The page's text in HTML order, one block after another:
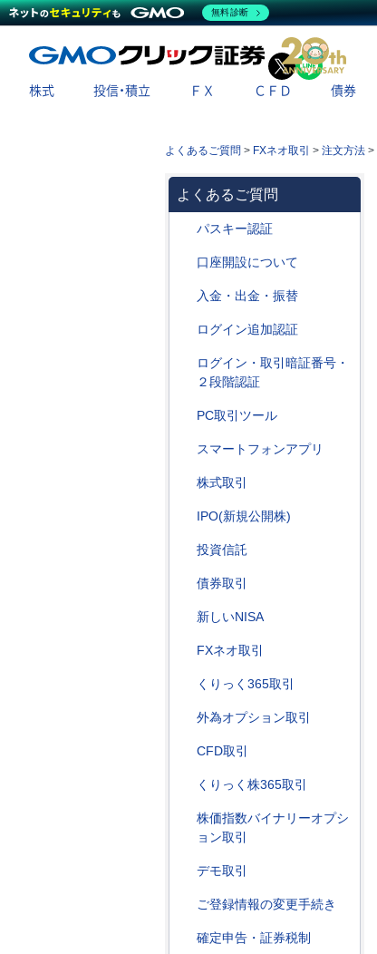
X
株式 投信・積立 ＦＸ ＣＦＤ 債券
よくあるご質問 > FXネオ取引 > 注文方法 >
よくあるご質問
パスキー認証
口座開設について
入金・出金・振替
ログイン追加認証
ログイン・取引暗証番号・
２段階認証
PC取引ツール
スマートフォンアプリ
株式取引
IPO(新規公開株)
投資信託
債券取引
新しいNISA
FXネオ取引
くりっく365取引
外為オプション取引
CFD取引
くりっく株365取引
株価指数バイナリーオプシ
ョン取引
デモ取引
ご登録情報の変更手続き
確定申告・証券税制
無料診断